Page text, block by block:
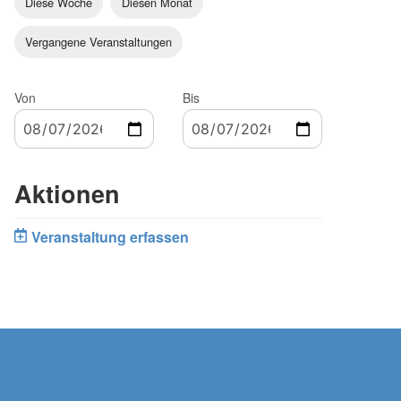
Vergangene Veranstaltungen
Von Bis
Aktionen
Veranstaltung erfassen